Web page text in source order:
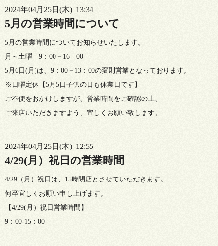
2024年04月25日(木) 13:34
5月の営業時間について
5月の営業時間についてお知らせいたします。
月～土曜 9：00－16：00
5月6日(月)は、9：00－13：00の変則営業となっております。
※日曜定休【5月5日子供の日も休業日です】
ご不便をおかけしますが、営業時間をご確認の上、
ご来店いただきますよう、宜しくお願い致します。
2024年04月25日(木) 12:55
4/29(月）祝日の営業時間
4/29（月）祝日は、15時閉店とさせていただきます。
何卒宜しくお願い申し上げます。
【4/29(月）祝日営業時間】
9：00-15：00